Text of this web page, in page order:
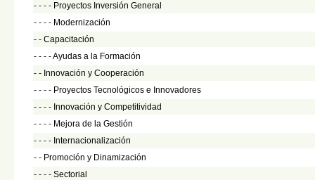
- - - - Proyectos Inversión General
- - - - Modernización
- - Capacitación
- - - -Ayudas a la Formación
- - Innovación y Cooperación
- - - - Proyectos Tecnológicos e Innovadores
- - - - Innovación y Competitividad
- - - - Mejora de la Gestión
- - - - Internacionalización
- - Promoción y Dinamización
- - - - Sectorial